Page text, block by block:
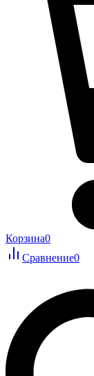
Корзина0
Сравнение0